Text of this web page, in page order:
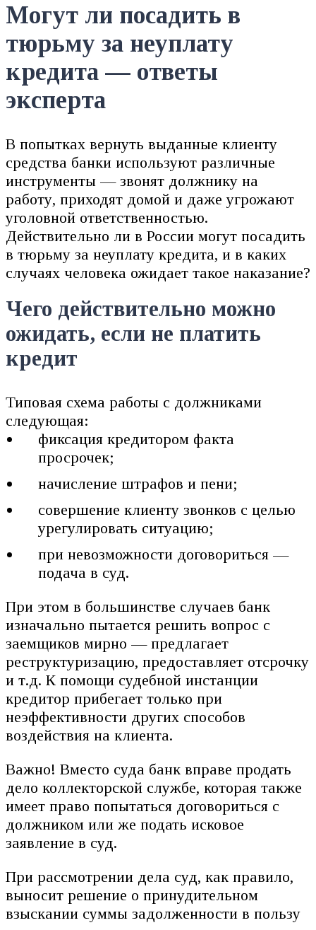
Могут ли посадить в
тюрьму за неуплату
кредита — ответы
эксперта
В попытках вернуть выданные клиенту
средства банки используют различные
инструменты — звонят должнику на
работу, приходят домой и даже угрожают
уголовной ответственностью.
Действительно ли в России могут посадить
в тюрьму за неуплату кредита, и в каких
случаях человека ожидает такое наказание?
Чего действительно можно
ожидать, если не платить
кредит
Типовая схема работы с должниками
следующая:
фиксация кредитором факта
просрочек;
начисление штрафов и пени;
совершение клиенту звонков с целью
урегулировать ситуацию;
при невозможности договориться —
подача в суд.
При этом в большинстве случаев банк
изначально пытается решить вопрос с
заемщиков мирно — предлагает
реструктуризацию, предоставляет отсрочку
и т.д. К помощи судебной инстанции
кредитор прибегает только при
неэффективности других способов
воздействия на клиента.
Важно! Вместо суда банк вправе продать
дело коллекторской службе, которая также
имеет право попытаться договориться с
должником или же подать исковое
заявление в суд.
При рассмотрении дела суд, как правило,
выносит решение о принудительном
взыскании суммы задолженности в пользу